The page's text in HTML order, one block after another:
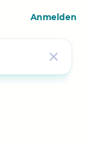
Anmelden